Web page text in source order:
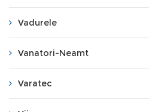
Vadurele
Vanatori-Neamt
Varatec